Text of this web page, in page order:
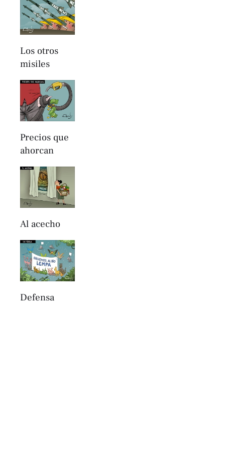
Los otros
misiles
Precios que
ahorcan
Al acecho
Defensa